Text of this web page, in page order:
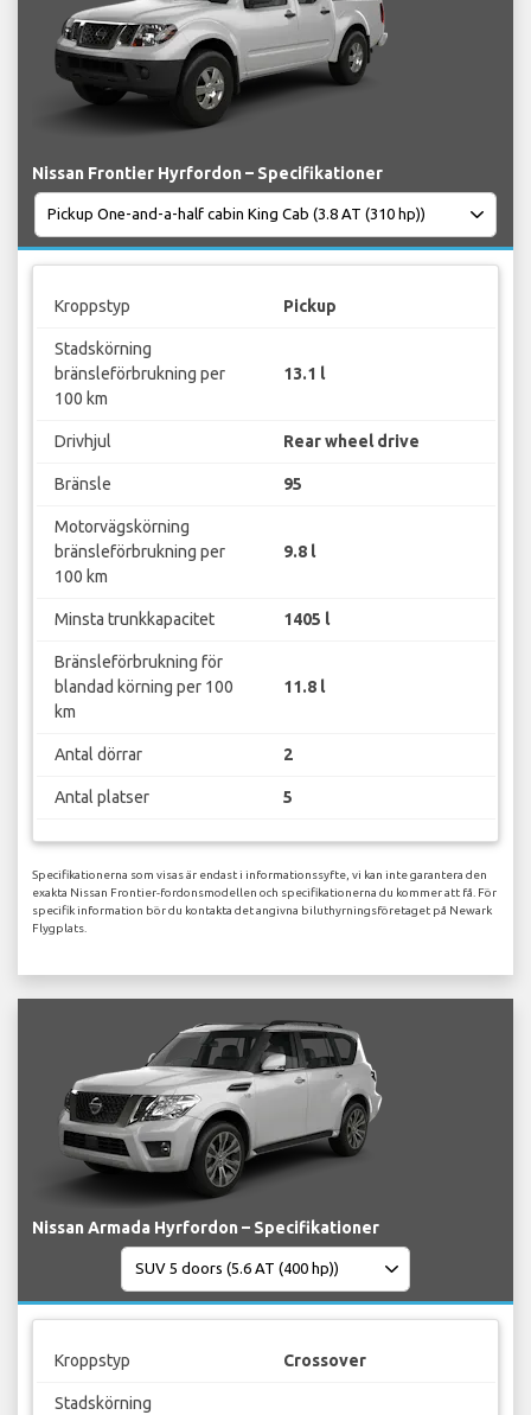
Nissan Frontier Hyrfordon – Specifikationer
Kroppstyp Pickup
Stadskörning
bränsleförbrukning per
100 km
13.1 l
Drivhjul Rear wheel drive
Bränsle 95
Motorvägskörning
bränsleförbrukning per
100 km
9.8 l
Minsta trunkkapacitet 1405 l
Bränsleförbrukning för
blandad körning per 100
km
11.8 l
Antal dörrar 2
Antal platser 5
Specifikationerna som visas är endast i informationssyfte, vi kan inte garantera den
exakta Nissan Frontier-fordonsmodellen och specifikationerna du kommer att få. För
specifik information bör du kontakta det angivna biluthyrningsföretaget på Newark
Flygplats.
Nissan Armada Hyrfordon – Specifikationer
Kroppstyp Crossover
Stadskörning